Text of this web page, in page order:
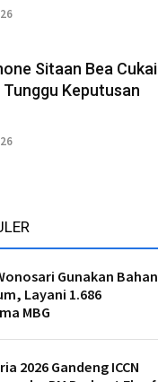
Sitaan Bea Cukai
Keputusan
Gunakan Bahan
Layani 1.686
MBG
2026 Gandeng ICCN